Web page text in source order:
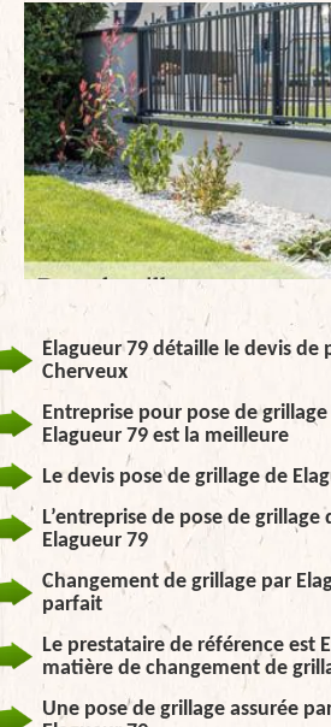
Elagueur 79 détaille le devis de
Cherveux
Entreprise pour pose de
Elagueur 79 est la meilleure
Le devis pose de grillage de
L’entreprise de pose de grillage
Elagueur 79
Changement de grillage par
parfait
Le prestataire de référence est
matière de changement de
Une pose de grillage assurée